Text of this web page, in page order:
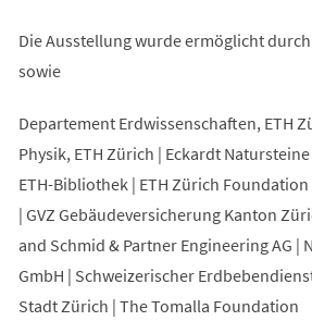
Die Ausstellung wurde ermöglicht
sowie
Departement Erdwissenschaften, ETH
Physik, ETH Zürich | Eckardt
ETH-Bibliothek | ETH Zürich
| GVZ Gebäudeversicherung Kanton
and Schmid & Partner Engineering AG |
GmbH | Schweizerischer
Stadt Zürich | The Tomalla Foundation